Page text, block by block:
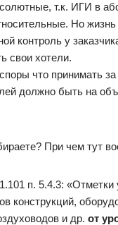
т.к. ИГИ в
Но жизнь
контроль у
свои хотели.
что принимать
должно быть на
При чем тут
п. 5.4.3: «Отметки
конструкций,
и др. от